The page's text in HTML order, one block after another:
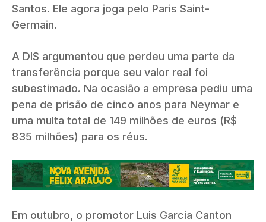
Santos. Ele agora joga pelo Paris Saint-
Germain.
A DIS argumentou que perdeu uma parte da
transferência porque seu valor real foi
subestimado. Na ocasião a empresa pediu uma
pena de prisão de cinco anos para Neymar e
uma multa total de 149 milhões de euros (R$
835 milhões) para os réus.
Em outubro, o promotor Luis Garcia Canton